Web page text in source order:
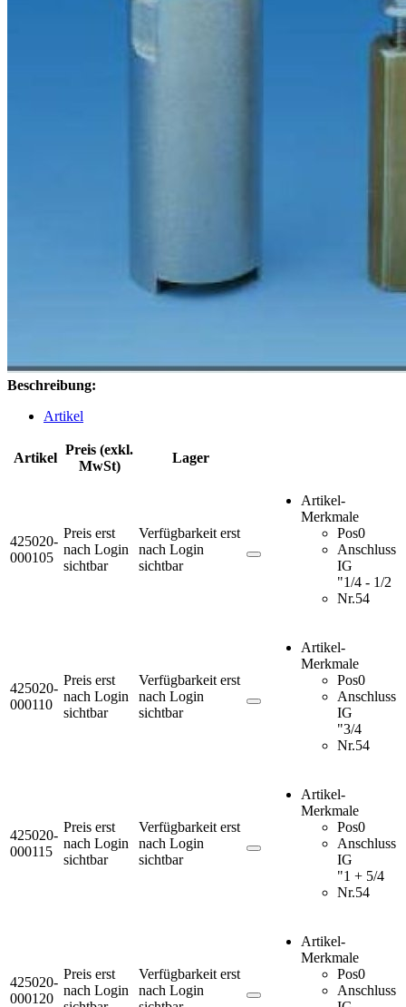
Beschreibung:
Artikel
Artikel
Preis (exkl.
MwSt)
Lager
425020-
000105
Preis erst
nach Login
sichtbar
Verfügbarkeit erst
nach Login
sichtbar
Artikel-
Merkmale
Pos0
Anschluss
IG
"1/4 - 1/2
Nr.54
425020-
000110
Preis erst
nach Login
sichtbar
Verfügbarkeit erst
nach Login
sichtbar
Artikel-
Merkmale
Pos0
Anschluss
IG
"3/4
Nr.54
425020-
000115
Preis erst
nach Login
sichtbar
Verfügbarkeit erst
nach Login
sichtbar
Artikel-
Merkmale
Pos0
Anschluss
IG
"1 + 5/4
Nr.54
425020-
000120
Preis erst
nach Login
Verfügbarkeit erst
nach Login
Artikel-
Merkmale
Pos0
Anschluss